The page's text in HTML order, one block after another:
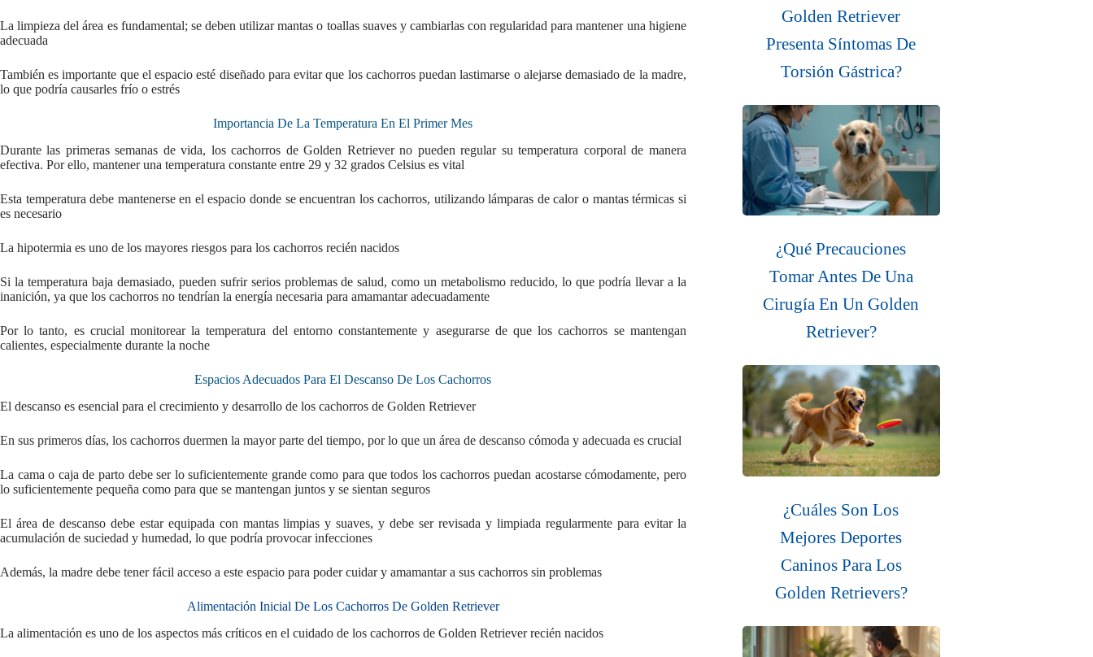
La limpieza del área es fundamental; se deben utilizar mantas o toallas suaves y cambiarlas con regularidad para mantener una higiene
adecuada
También es importante que el espacio esté diseñado para evitar que los cachorros puedan lastimarse o alejarse demasiado de la madre,
lo que podría causarles frío o estrés
Importancia De La Temperatura En El Primer Mes
Durante las primeras semanas de vida, los cachorros de Golden Retriever no pueden regular su temperatura corporal de manera
efectiva. Por ello, mantener una temperatura constante entre 29 y 32 grados Celsius es vital
Esta temperatura debe mantenerse en el espacio donde se encuentran los cachorros, utilizando lámparas de calor o mantas térmicas si
es necesario
La hipotermia es uno de los mayores riesgos para los cachorros recién nacidos
Si la temperatura baja demasiado, pueden sufrir serios problemas de salud, como un metabolismo reducido, lo que podría llevar a la
inanición, ya que los cachorros no tendrían la energía necesaria para amamantar adecuadamente
Por lo tanto, es crucial monitorear la temperatura del entorno constantemente y asegurarse de que los cachorros se mantengan
calientes, especialmente durante la noche
Espacios Adecuados Para El Descanso De Los Cachorros
El descanso es esencial para el crecimiento y desarrollo de los cachorros de Golden Retriever
En sus primeros días, los cachorros duermen la mayor parte del tiempo, por lo que un área de descanso cómoda y adecuada es crucial
La cama o caja de parto debe ser lo suficientemente grande como para que todos los cachorros puedan acostarse cómodamente, pero
lo suficientemente pequeña como para que se mantengan juntos y se sientan seguros
El área de descanso debe estar equipada con mantas limpias y suaves, y debe ser revisada y limpiada regularmente para evitar la
acumulación de suciedad y humedad, lo que podría provocar infecciones
Además, la madre debe tener fácil acceso a este espacio para poder cuidar y amamantar a sus cachorros sin problemas
Alimentación Inicial De Los Cachorros De Golden Retriever
La alimentación es uno de los aspectos más críticos en el cuidado de los cachorros de Golden Retriever recién nacidos
Golden Retriever
Presenta Síntomas De
Torsión Gástrica?
¿Qué Precauciones
Tomar Antes De Una
Cirugía En Un Golden
Retriever?
¿Cuáles Son Los
Mejores Deportes
Caninos Para Los
Golden Retrievers?